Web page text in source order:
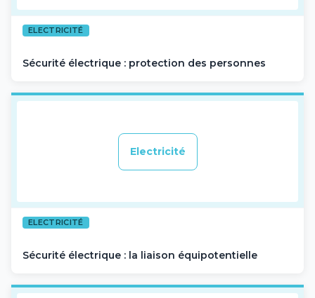
ELECTRICITÉ
Sécurité électrique : protection des personnes
Electricité
ELECTRICITÉ
Sécurité électrique : la liaison équipotentielle